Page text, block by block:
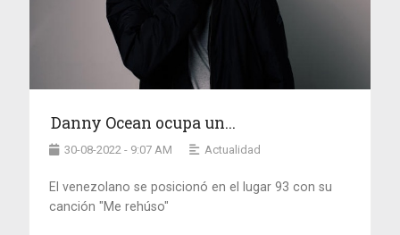
Danny Ocean ocupa un...
30-08-2022 - 9:07 AM Actualidad
El venezolano se posicionó en el lugar 93 con su
canción "Me rehúso"